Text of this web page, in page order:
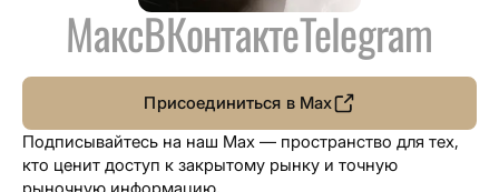
МаксВКонтактеTelegram
Подписывайтесь на наш Max — пространство для тех,
кто ценит доступ к закрытому рынку и точную
Присоединиться в Max